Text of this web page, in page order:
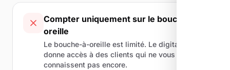
Compter uniquement sur le bouche-à-
oreille
Le bouche-à-oreille est limité. Le digital vous
donne accès à des clients qui ne vous
connaissent pas encore.